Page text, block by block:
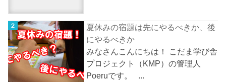
夏休みの宿題は先にやるべきか、後
にやるべきか
みなさんこんにちは！ こだま学び舎
プロジェクト（KMP）の管理人
Poeruです。 ...